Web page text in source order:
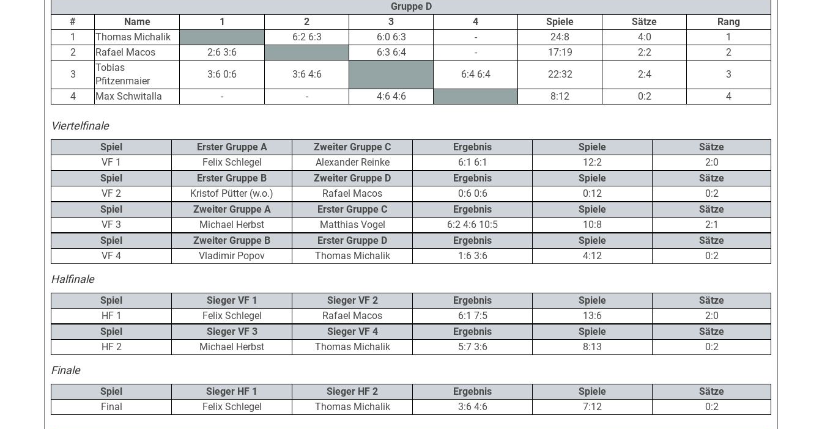
Gruppe D
#
Name 1 2 3 4 Spiele Sätze
Rang
1
Thomas Michalik 6:2 6:3 6:0 6:3 - 24:8 4:0
1
2
Rafael Macos 2:6 3:6 6:3 6:4 - 17:19 2:2
2
3
Tobias
Pfitzenmaier
3:6 0:6 3:6 4:6 6:4 6:4 22:32 2:4
3
4
Max Schwitalla - - 4:6 4:6 8:12 0:2 4
Viertelfinale
Spiel Erster Gruppe A Zweiter Gruppe C Ergebnis Spiele
Sätze
VF 1
Felix Schlegel Alexander Reinke 6:1 6:1 12:2
2:0
Spiel
Erster Gruppe B Zweiter Gruppe D Ergebnis Spiele
Sätze
VF 2
Kristof Pütter (w.o.) Rafael Macos 0:6 0:6 0:12
0:2
Spiel
Zweiter Gruppe A Erster Gruppe C Ergebnis Spiele
Sätze
VF 3
Michael Herbst Matthias Vogel 6:2 4:6 10:5 10:8
2:1
Spiel
Zweiter Gruppe B Erster Gruppe D Ergebnis Spiele
Sätze
VF 4
Vladimir Popov Thomas Michalik 1:6 3:6 4:12 0:2
Halfinale
Spiel Sieger VF 1 Sieger VF 2 Ergebnis Spiele
Sätze
HF 1
Felix Schlegel Rafael Macos 6:1 7:5 13:6
2:0
Spiel
Sieger VF 3 Sieger VF 4 Ergebnis Spiele
Sätze
HF 2
Michael Herbst Thomas Michalik 5:7 3:6 8:13 0:2
Finale
Spiel Sieger HF 1 Sieger HF 2 Ergebnis Spiele
Sätze
Final
Felix Schlegel Thomas Michalik 3:6 4:6 7:12 0:2